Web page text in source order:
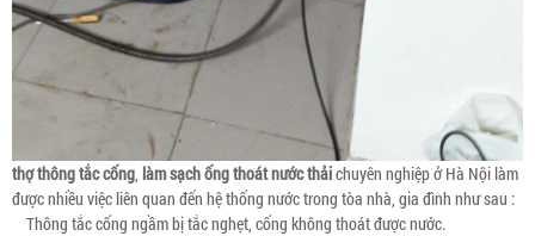
thợ thông tắc cống, làm sạch ống thoát nước thảichuyên nghiệp ở Hà Nội làm
được nhiều việc liên quan đến hệ thống nước trong tòa nhà, gia đình như sau :
Thông tắc cống ngầm bị tắc nghẹt, cống không thoát được nước.